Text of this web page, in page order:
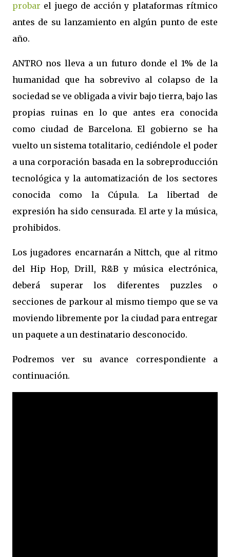
probar el juego de acción y plataformas rítmico
antes de su lanzamiento en algún punto de este
año.
ANTRO nos lleva a un futuro donde el 1% de la
humanidad que ha sobrevivo al colapso de la
sociedad se ve obligada a vivir bajo tierra, bajo las
propias ruinas en lo que antes era conocida
como ciudad de Barcelona. El gobierno se ha
vuelto un sistema totalitario, cediéndole el poder
a una corporación basada en la sobreproducción
tecnológica y la automatización de los sectores
conocida como la Cúpula. La libertad de
expresión ha sido censurada. El arte y la música,
prohibidos.
Los jugadores encarnarán a Nittch, que al ritmo
del Hip Hop, Drill, R&B y música electrónica,
deberá superar los diferentes puzzles o
secciones de parkour al mismo tiempo que se va
moviendo libremente por la ciudad para entregar
un paquete a un destinatario desconocido.
Podremos ver su avance correspondiente a
continuación.